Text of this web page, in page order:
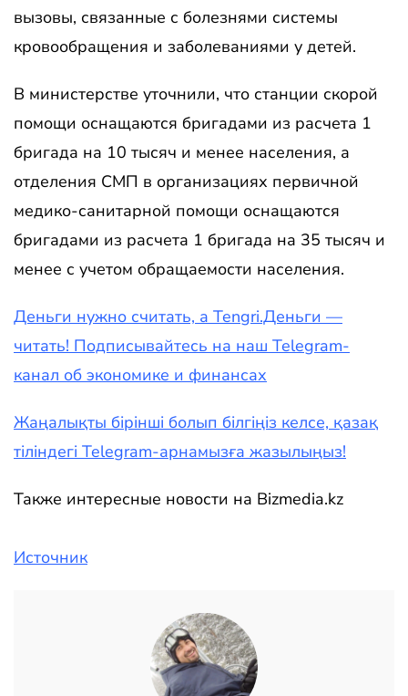
вызовы, связанные с болезнями системы
кровообращения и заболеваниями у детей.
В министерстве уточнили, что станции скорой
помощи оснащаются бригадами из расчета 1
бригада на 10 тысяч и менее населения, а
отделения СМП в организациях первичной
медико-санитарной помощи оснащаются
бригадами из расчета 1 бригада на 35 тысяч и
менее с учетом обращаемости населения.
Деньги нужно считать, а Tengri.Деньги —
читать! Подписывайтесь на наш Telegram-
канал об экономике и финансах
Жаңалықты бірінші болып білгіңіз келсе, қазақ
тіліндегі Telegram-арнамызға жазылыңыз!
Также интересные новости на Bizmedia.kz
Источник